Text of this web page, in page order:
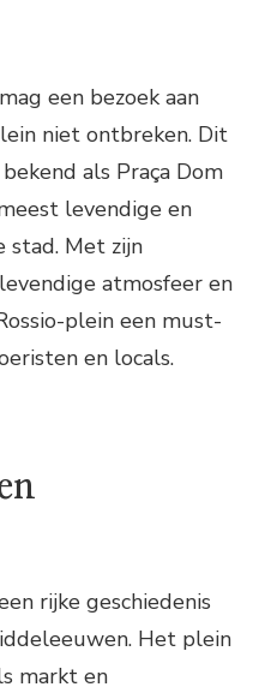
een bezoek aan
niet ontbreken. Dit
als Praça Dom
levendige en
stad. Met zijn
atmosfeer en
plein een must-
en locals.
rijke geschiedenis
Het plein
markt en